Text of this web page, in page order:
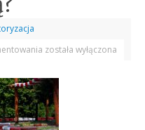
została wyłączona